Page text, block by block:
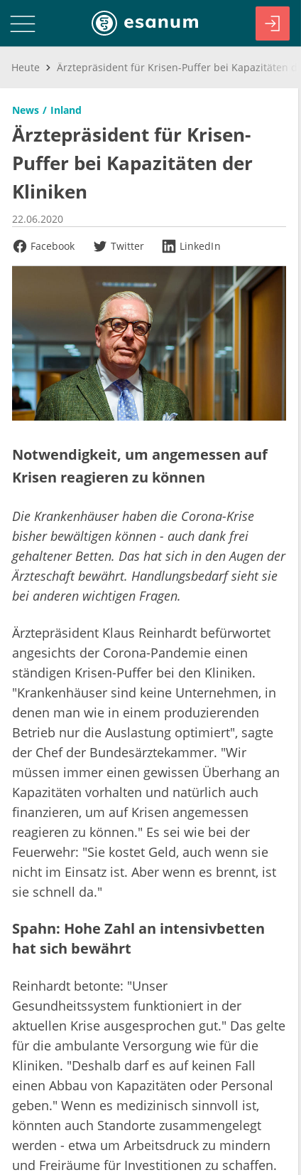
Heute
News Inland
Ärztepräsident für Krisen-
Puffer bei Kapazitäten der
Kliniken
22.06.2020
Facebook
Twitter LinkedIn
Notwendigkeit, um angemessen auf
Krisen reagieren zu können
Die Krankenhäuser haben die Corona-Krise
bisher bewältigen können - auch dank frei
gehaltener Betten. Das hat sich in den Augen der
Ärzteschaft bewährt. Handlungsbedarf sieht sie
bei anderen wichtigen Fragen.
Ärztepräsident Klaus Reinhardt befürwortet
angesichts der Corona-Pandemie einen
ständigen Krisen-Puffer bei den Kliniken.
"Krankenhäuser sind keine Unternehmen, in
denen man wie in einem produzierenden
Betrieb nur die Auslastung optimiert", sagte
der Chef der Bundesärztekammer. "Wir
müssen immer einen gewissen Überhang an
Kapazitäten vorhalten und natürlich auch
finanzieren, um auf Krisen angemessen
reagieren zu können." Es sei wie bei der
Feuerwehr: "Sie kostet Geld, auch wenn sie
nicht im Einsatz ist. Aber wenn es brennt, ist
sie schnell da."
Spahn: Hohe Zahl an intensivbetten
hat sich bewährt
Reinhardt betonte: "Unser
Gesundheitssystem funktioniert in der
aktuellen Krise ausgesprochen gut." Das gelte
für die ambulante Versorgung wie für die
Kliniken. "Deshalb darf es auf keinen Fall
einen Abbau von Kapazitäten oder Personal
geben." Wenn es medizinisch sinnvoll ist,
könnten auch Standorte zusammengelegt
werden - etwa um Arbeitsdruck zu mindern
und Freiräume für Investitionen zu schaffen.